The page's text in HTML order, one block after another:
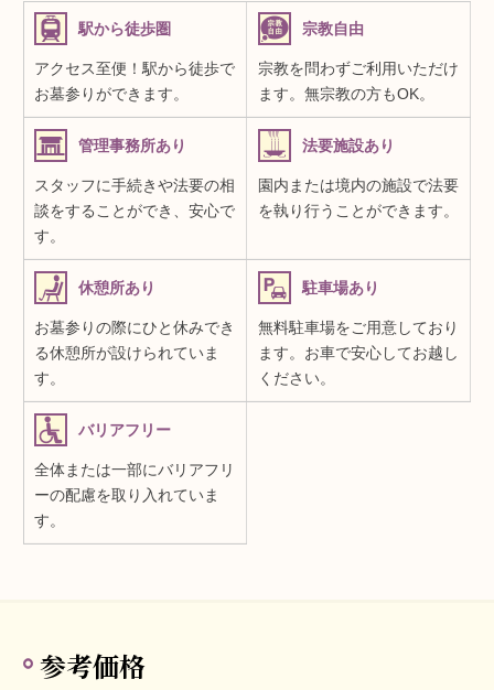
駅から徒歩圏
アクセス至便！駅から徒歩で
お墓参りができます。
宗教自由
宗教を問わずご利用いただけ
ます。無宗教の方もOK。
管理事務所あり
スタッフに手続きや法要の相
談をすることができ、安心で
す。
法要施設あり
園内または境内の施設で法要
を執り行うことができます。
休憩所あり
お墓参りの際にひと休みでき
る休憩所が設けられていま
す。
駐車場あり
無料駐車場をご用意しており
ます。お車で安心してお越し
ください。
バリアフリー
全体または一部にバリアフリ
ーの配慮を取り入れていま
す。
参考価格